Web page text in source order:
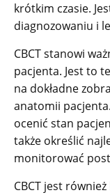
krótkim czasie.
diagnozowaniu i
CBCT stanowi
pacjenta. Jest to
na dokładne
anatomii
ocenić stan
także określić
monitorować
CBCT jest